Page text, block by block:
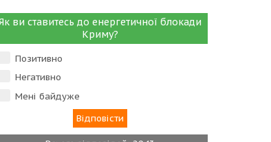
ви ставитесь до енергетичної блокади
Криму?
Позитивно
Негативно
Мені байдуже